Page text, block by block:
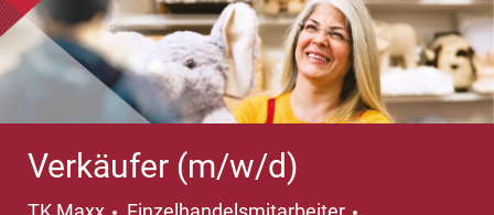
Verkäufer (m/w/d)
Kategorie